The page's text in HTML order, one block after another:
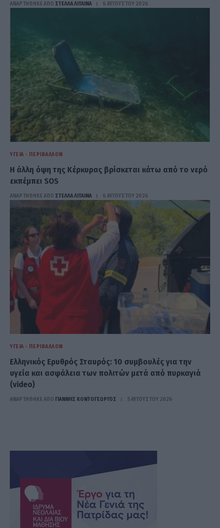
ΑΝΑΡΤΗΘΗΚΕ ΑΠΟ ΣΤΈΛΛΑ ΛΊΤΑΙΝΑ 6 ΑΥΓΟΎΣΤΟΥ 2026
ΥΓΕΊΑ - ΠΕΡΙΒΆΛΛΟΝ
Η άλλη όψη της Κέρκυρας βρίσκεται κάτω από το νερό
εκπέμπει SOS
ΑΝΑΡΤΗΘΗΚΕ ΑΠΟ ΣΤΈΛΛΑ ΛΊΤΑΙΝΑ 6 ΑΥΓΟΎΣΤΟΥ 2026
ΥΓΕΊΑ - ΠΕΡΙΒΆΛΛΟΝ
Ελληνικός Ερυθρός Σταυρός: 10 συμβουλές για την
υγεία και ασφάλεια των πολιτών μετά από πυρκαγιά
(video)
ΑΝΑΡΤΗΘΗΚΕ ΑΠΟ ΓΙΆΝΝΗΣ ΚΟΝΤΟΓΕΏΡΓΟΣ 5 ΑΥΓΟΎΣΤΟΥ 2026